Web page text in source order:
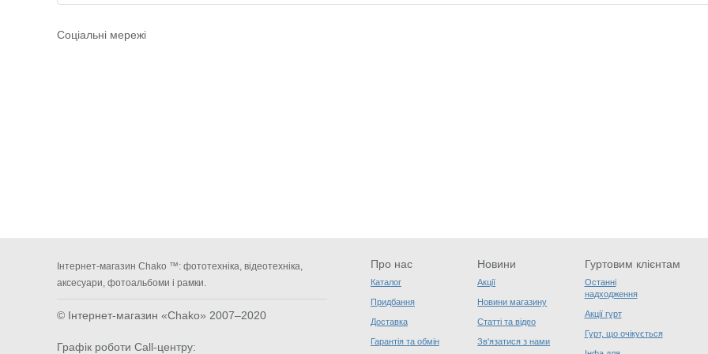
Соціальні мережі
Інтернет-магазин Chako ™: фототехніка, відеотехніка,
аксесуари, фотоальбоми і рамки.
© Інтернет-магазин «Chako» 2007–2020
Графік роботи Call-центру:
Про нас
Каталог
Придбання
Доставка
Гарантія та обмін
Новини
Акції
Новини магазину
Статті та відео
Зв'язатися з нами
Гуртовим клієнтам
Останні
надходження
Акції гурт
Гурт, що очікується